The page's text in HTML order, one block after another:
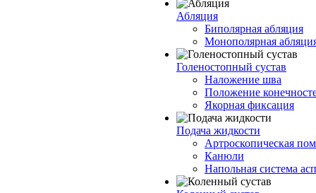
Абляция
Биполярная абляция
Монополярная
Голеностопный сустав
Наложение шва
Положение
Якорная фиксация
Подача жидкости
Артроскопическая
Канюли
Напольная система